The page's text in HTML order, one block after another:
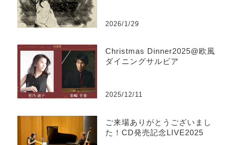
2026/1/29
Christmas Dinner2025@欧風
ダイニングサルビア
2025/12/11
ご来場ありがとうございまし
た！CD発売記念LIVE2025